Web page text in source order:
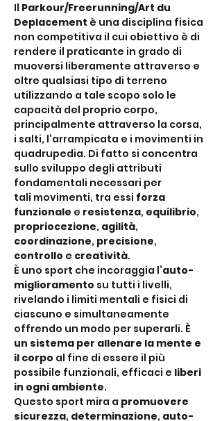
Il Parkour/Freerunning/Art du
Deplacement è una disciplina fisica
non competitiva il cui obiettivo è di
rendere il praticante in grado di
muoversi liberamente attraverso e
oltre qualsiasi tipo di terreno
utilizzando a tale scopo solo le
capacità del proprio corpo,
principalmente attraverso la corsa,
i salti, l’arrampicata e i movimenti in
quadrupedia. Di fatto si concentra
sullo sviluppo degli attributi
fondamentali necessari per
tali movimenti, tra essi forza
funzionale e resistenza, equilibrio,
propriocezione, agilità,
coordinazione, precisione,
controllo e creatività.
È uno sport che incoraggia l’auto-
miglioramento su tutti i livelli,
rivelando i limiti mentali e fisici di
ciascuno e simultaneamente
offrendo un modo per superarli. È
un sistema per allenare la mente e
il corpo al fine di essere il più
possibile funzionali, efficaci e liberi
in ogni ambiente.
Questo sport mira a promuovere
sicurezza, determinazione, auto-